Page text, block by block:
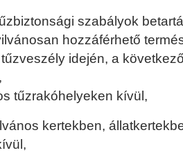
szabályok
hozzáférhető
idején, a
tűzrakóhelyeken kívül,
kertekben,